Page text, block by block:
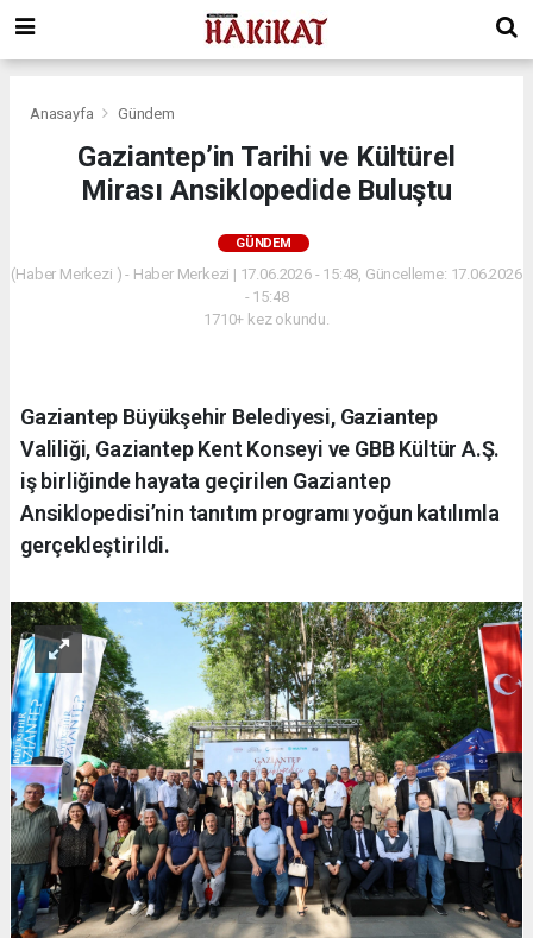
Anasayfa Gündem
Gaziantep’in Tarihi ve Kültürel
Mirası Ansiklopedide Buluştu
GÜNDEM
(Haber Merkezi ) - Haber Merkezi | 17.06.2026 - 15:48, Güncelleme: 17.06.2026
- 15:48
1710+ kez okundu.
Gaziantep Büyükşehir Belediyesi, Gaziantep
Valiliği, Gaziantep Kent Konseyi ve GBB Kültür A.Ş.
iş birliğinde hayata geçirilen Gaziantep
Ansiklopedisi’nin tanıtım programı yoğun katılımla
gerçekleştirildi.